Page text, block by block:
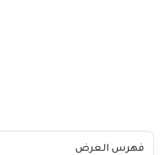
فهرس العرض